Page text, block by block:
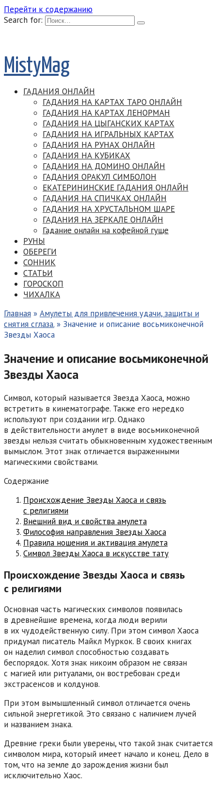
Перейти к содержанию
Search for:
MistyMag
ГАДАНИЯ ОНЛАЙН
ГАДАНИЯ НА КАРТАХ ТАРО ОНЛАЙН
ГАДАНИЯ НА КАРТАХ ЛЕНОРМАН
ГАДАНИЯ НА ЦЫГАНСКИХ КАРТАХ
ГАДАНИЯ НА ИГРАЛЬНЫХ КАРТАХ
ГАДАНИЯ НА РУНАХ ОНЛАЙН
ГАДАНИЯ НА КУБИКАХ
ГАДАНИЯ НА ДОМИНО ОНЛАЙН
ГАДАНИЯ ОРАКУЛ СИМБОЛОН
ЕКАТЕРИНИНСКИЕ ГАДАНИЯ ОНЛАЙН
ГАДАНИЯ НА СПИЧКАХ ОНЛАЙН
ГАДАНИЯ НА ХРУСТАЛЬНОМ ШАРЕ
ГАДАНИЯ НА ЗЕРКАЛЕ ОНЛАЙН
Гадание онлайн на кофейной гуще
РУНЫ
ОБЕРЕГИ
СОННИК
СТАТЬИ
ГОРОСКОП
ЧИХАЛКА
Главная » Амулеты для привлечения удачи, защиты и
снятия сглаза. » Значение и описание восьмиконечной
Звезды Хаоса
Значение и описание восьмиконечной
Звезды Хаоса
Символ, который называется Звезда Хаоса, можно
встретить в кинематографе. Также его нередко
используют при создании игр. Однако
в действительности амулет в виде восьмиконечной
звезды нельзя считать обыкновенным художественным
вымыслом. Этот знак отличается выраженными
магическими свойствами.
Содержание
Происхождение Звезды Хаоса и связь
с религиями
Внешний вид и свойства амулета
Философия направления Звезды Хаоса
Правила ношения и активация амулета
Символ Звезды Хаоса в искусстве тату
Происхождение Звезды Хаоса и связь
с религиями
Основная часть магических символов появилась
в древнейшие времена, когда люди верили
в их чудодейственную силу. При этом символ Хаоса
придумал писатель Майкл Муркок. В своих книгах
он наделил символ способностью создавать
беспорядок. Хотя знак никоим образом не связан
с магией или ритуалами, он востребован среди
экстрасенсов и колдунов.
При этом вымышленный символ отличается очень
сильной энергетикой. Это связано с наличием лучей
и названием знака.
Древние греки были уверены, что такой знак считается
символом мира, который имеет начало и конец. Дело в
том, что на земле до зарождения жизни был
исключительно Хаос.